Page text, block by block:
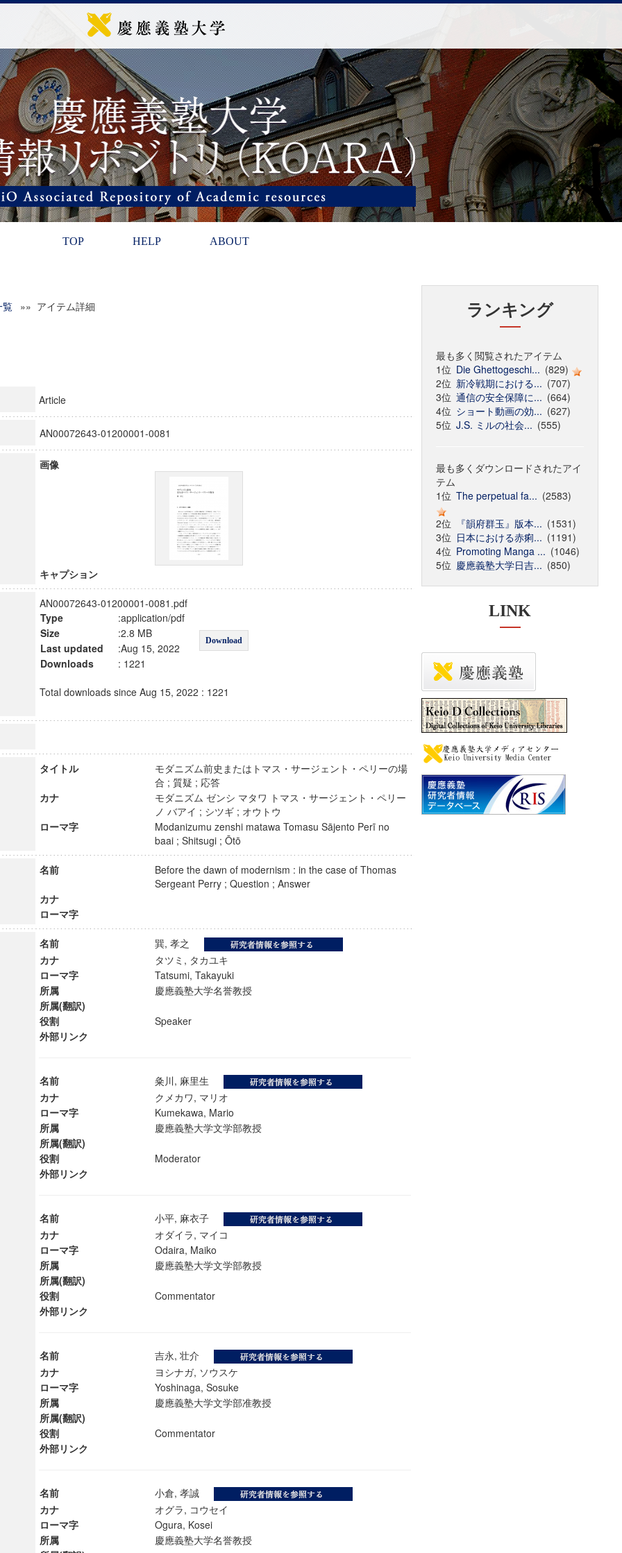
TOP HELP ABOUT
教育研究センター
覧 »» アイテム詳細
Article
AN00072643-01200001-0081
画像
キャプション
AN00072643-01200001-0081.pdf
Type
:application/pdf
Download
Size
:2.8 MB
Last updated
:Aug 15, 2022
Downloads
: 1221
Total downloads since Aug 15, 2022 : 1221
タイトル
モダニズム前史またはトマス・サージェント・ペリーの場
合 ; 質疑 ; 応答
カナ
モダニズム ゼンシ マタワ トマス・サージェント・ペリー
ノ バアイ ; シツギ ; オウトウ
ローマ字
Modanizumu zenshi matawa Tomasu Sājento Perī no
baai ; Shitsugi ; Ōtō
名前
Before the dawn of modernism : in the case of Thomas
Sergeant Perry ; Question ; Answer
カナ
ローマ字
名前
巽, 孝之
カナ
タツミ, タカユキ
ローマ字
Tatsumi, Takayuki
所属
慶應義塾大学名誉教授
所属(翻訳)
役割
Speaker
外部リンク
名前
粂川, 麻里生
カナ
クメカワ, マリオ
ローマ字
Kumekawa, Mario
所属
慶應義塾大学文学部教授
所属(翻訳)
役割
Moderator
外部リンク
名前
小平, 麻衣子
カナ
オダイラ, マイコ
ローマ字
Odaira, Maiko
所属
慶應義塾大学文学部教授
所属(翻訳)
役割
Commentator
外部リンク
名前
吉永, 壮介
カナ
ヨシナガ, ソウスケ
ローマ字
Yoshinaga, Sosuke
所属
慶應義塾大学文学部准教授
所属(翻訳)
役割
Commentator
外部リンク
名前
小倉, 孝誠
カナ
オグラ, コウセイ
ローマ字
Ogura, Kosei
所属
慶應義塾大学名誉教授
ランキング
最も多く閲覧されたアイテム
1位 Die Ghettogeschi... (829)
2位 新冷戦期における... (707)
3位 通信の安全保障に... (664)
4位 ショート動画の効... (627)
5位 J.S. ミルの社会... (555)
最も多くダウンロードされたアイ
テム
1位 The perpetual fa... (2583)
2位
『韻府群玉』版本... (1531)
3位 日本における赤痢... (1191)
4位 Promoting Manga ... (1046)
5位 慶應義塾大学日吉... (850)
LINK